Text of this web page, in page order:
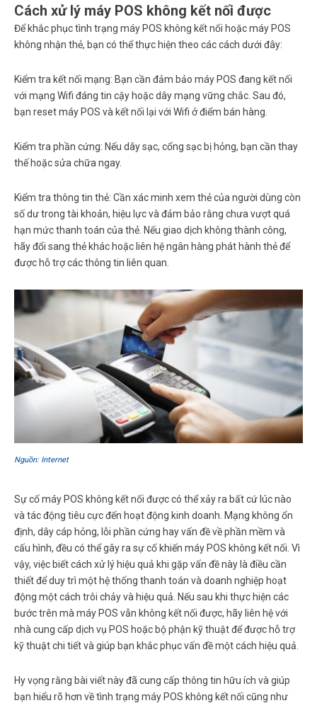
Cách xử lý máy POS không kết nối được
Để khắc phục tình trạng máy POS không kết nối hoặc máy POS
không nhận thẻ, bạn có thể thực hiện theo các cách dưới đây:
Kiểm tra kết nối mạng: Bạn cần đảm bảo máy POS đang kết nối
với mạng Wifi đáng tin cậy hoặc dây mạng vững chắc. Sau đó,
bạn reset máy POS và kết nối lại với Wifi ở điểm bán hàng.
Kiểm tra phần cứng: Nếu dây sạc, cổng sạc bị hỏng, bạn cần thay
thế hoặc sửa chữa ngay.
Kiểm tra thông tin thẻ: Cần xác minh xem thẻ của người dùng còn
số dư trong tài khoản, hiệu lực và đảm bảo rằng chưa vượt quá
hạn mức thanh toán của thẻ. Nếu giao dịch không thành công,
hãy đổi sang thẻ khác hoặc liên hệ ngân hàng phát hành thẻ để
được hỗ trợ các thông tin liên quan.
Nguồn: Internet
Sự cố máy POS không kết nối được có thể xảy ra bất cứ lúc nào
và tác động tiêu cực đến hoạt động kinh doanh. Mạng không ổn
định, dây cáp hỏng, lỗi phần cứng hay vấn đề về phần mềm và
cấu hình, đều có thể gây ra sự cố khiến máy POS không kết nối. Vì
vậy, việc biết cách xử lý hiệu quả khi gặp vấn đề này là điều cần
thiết để duy trì một hệ thống thanh toán và doanh nghiệp hoạt
động một cách trôi chảy và hiệu quả. Nếu sau khi thực hiện các
bước trên mà máy POS vẫn không kết nối được, hãy liên hệ với
nhà cung cấp dịch vụ POS hoặc bộ phận kỹ thuật để được hỗ trợ
kỹ thuật chi tiết và giúp bạn khắc phục vấn đề một cách hiệu quả.
Hy vọng rằng bài viết này đã cung cấp thông tin hữu ích và giúp
bạn hiểu rõ hơn về tình trạng máy POS không kết nối cũng như